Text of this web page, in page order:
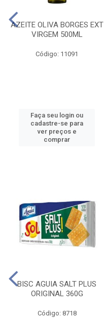
AZEITE OLIVA BORGES EXT
VIRGEM 500ML
Código: 11091
Faça seu login ou
cadastre-se para
ver preços e
comprar
BISC AGUIA SALT PLUS
ORIGINAL 360G
Código: 8718